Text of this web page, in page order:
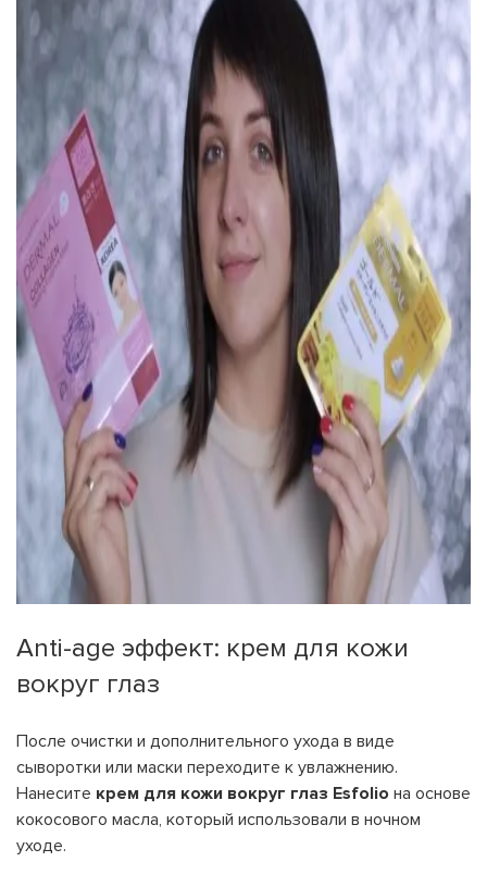
Anti-age эффект: крем для кожи
вокруг глаз
После очистки и дополнительного ухода в виде
сыворотки или маски переходите к увлажнению.
Нанесите крем для кожи вокруг глаз Esfolio на основе
кокосового масла, который использовали в ночном
уходе.